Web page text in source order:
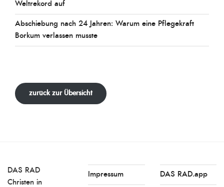
Weltrekord auf
Abschiebung nach 24 Jahren: Warum eine Pflegekraft
Borkum verlassen musste
zurück zur Übersicht
DAS RAD
Christen in
Impressum DAS RAD.app